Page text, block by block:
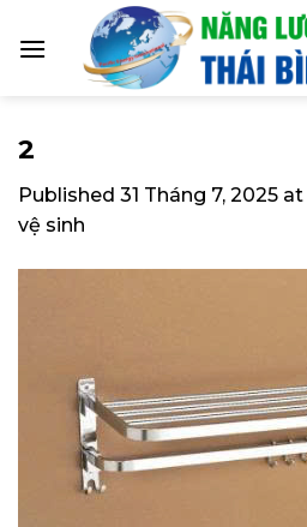
2
Published 31 Tháng 7, 2025 at
vệ sinh